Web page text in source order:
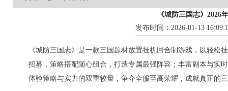
《城防三国志》2026
发布时间：2026-01-13
《城防三国志》是一款三国题材放置挂机回合制游戏，以轻
招募，策略搭配随心组合，打造专属最强阵容；丰富副本与实
体验策略与实力的双重较量，争夺全服至高荣耀，成就真正的